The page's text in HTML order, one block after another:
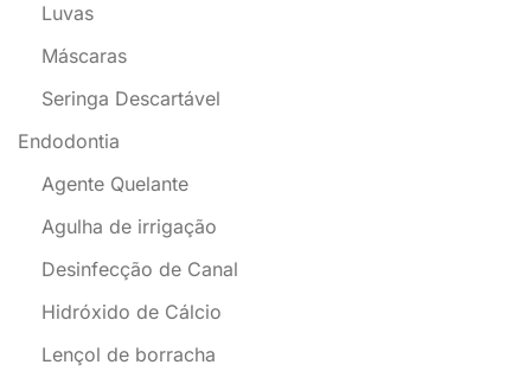
Luvas
Máscaras
Seringa Descartável
Endodontia
Agente Quelante
Agulha de irrigação
Desinfecção de Canal
Hidróxido de Cálcio
Lençol de borracha